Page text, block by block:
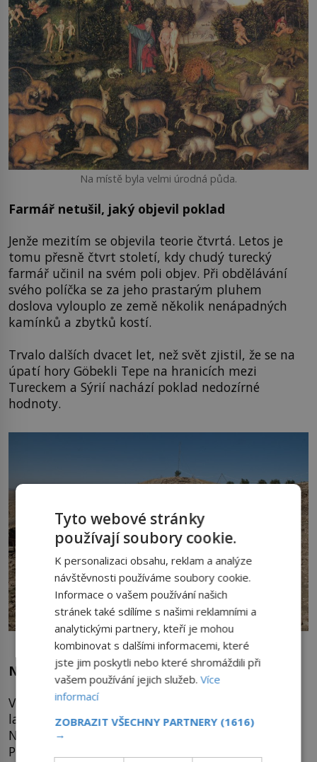
Na místě byla velmi úrodná půda.
Farmář netušil, jaký objevil poklad
Jenže mezitím se objevila teorie čtvrtá. Letos je
tomu přesně čtvrt století, kdy chudý turecký
farmář učinil na svém poli objev. Při obdělávání
svého políčka se za jeho prastarým pluhem
doslova vylouplo ze země několik nenápadných
kamínků a zbytků kostí.
Trvalo dalších dvacet let, než svět zjistil, že se na
úpatí hory Göbekli Tepe na hranicích mezi
Tureckem a Sýrií nachází poklad nedozírné
hodnoty.
V Göbekli Tepe se nachází patrně nejstarší atlas světa.
Našli jsme zahradu Eden. Nebo ne?
V ráji navíc patřilo všechno všem. Kořist lovců i
laskominy sběračů se poctivě každý den rozdělily.
Najednou se objevili majitelé pozemků a zvířat.
První hranice i ploty. Soukromý majetek, který se
Tyto webové stránky
používají soubory cookie.
K personalizaci obsahu, reklam a analýze
návštěvnosti používáme soubory cookie.
Informace o vašem používání našich
stránek také sdílíme s našimi reklamními a
analytickými partnery, kteří je mohou
kombinovat s dalšími informacemi, které
jste jim poskytli nebo které shromáždili při
vašem používání jejich služeb.Více
informací
ZOBRAZIT VŠECHNY PARTNERY (1616)
→